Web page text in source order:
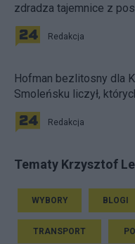
zdradza tajemnice z
Redakcja
Hofman bezlitosny dla
Smoleńsku liczył,
Redakcja
Tematy Krzysztof
WYBORY BLOGI
TRANSPORT